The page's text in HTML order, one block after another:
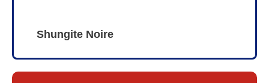
Shungite Noire